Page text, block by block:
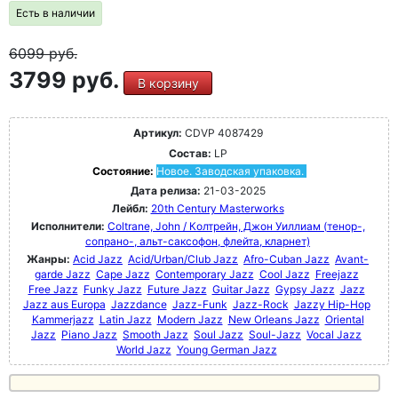
Есть в наличии
6099руб.
3799 руб. В корзину
Артикул: CDVP 4087429
Состав: LP
Состояние: Новое. Заводская упаковка.
Дата релиза: 21-03-2025
Лейбл: 20th Century Masterworks
Исполнители: Coltrane, John / Колтрейн, Джон Уиллиам (тенор-,
сопрано-, альт-саксофон, флейта, кларнет)
Жанры: Acid Jazz Acid/Urban/Club Jazz Afro-Cuban Jazz Avant-
garde Jazz Cape Jazz Contemporary Jazz Cool Jazz Freejazz
Free Jazz Funky Jazz Future Jazz Guitar Jazz Gypsy Jazz Jazz
Jazz aus Europa Jazzdance Jazz-Funk Jazz-Rock Jazzy Hip-Hop
Kammerjazz Latin Jazz Modern Jazz New Orleans Jazz Oriental
Jazz Piano Jazz Smooth Jazz Soul Jazz Soul-Jazz Vocal Jazz
World Jazz Young German Jazz